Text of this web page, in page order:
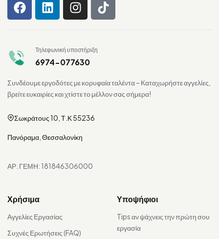
Τηλεφωνική υποστήριξη
6974-077630
Συνδέουμε εργοδότες με κορυφαία ταλέντα – Καταχωρήστε αγγελίες,
βρείτε ευκαιρίες και χτίστε το μέλλον σας σήμερα!
Σωκράτους 10, Τ.Κ 55236
Πανόραμα, Θεσσαλονίκη
ΑΡ. ΓΕΜΗ: 181846306000
Χρήσιμα
Αγγελίες Εργασίας
Συχνές Ερωτήσεις (FAQ)
Υποψήφιοι
Tips αν ψάχνεις την πρώτη σου
εργασία